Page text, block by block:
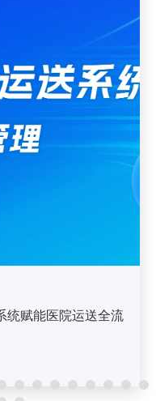
统赋能医院运送全流